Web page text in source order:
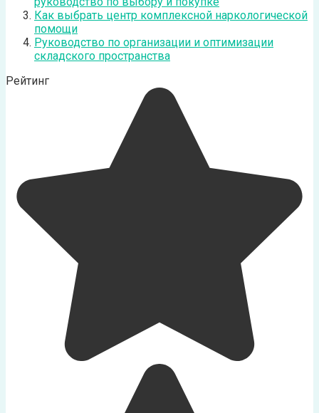
Как выбрать центр комплексной наркологической
помощи
Руководство по организации и оптимизации
складского пространства
Рейтинг